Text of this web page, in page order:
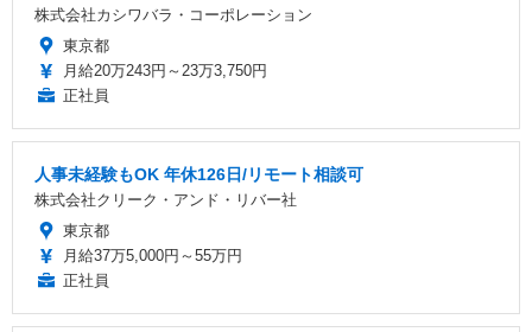
株式会社カシワバラ・コーポレーション
東京都
月給20万243円～23万3,750円
正社員
人事未経験もOK 年休126日/リモート相談可
株式会社クリーク・アンド・リバー社
東京都
月給37万5,000円～55万円
正社員